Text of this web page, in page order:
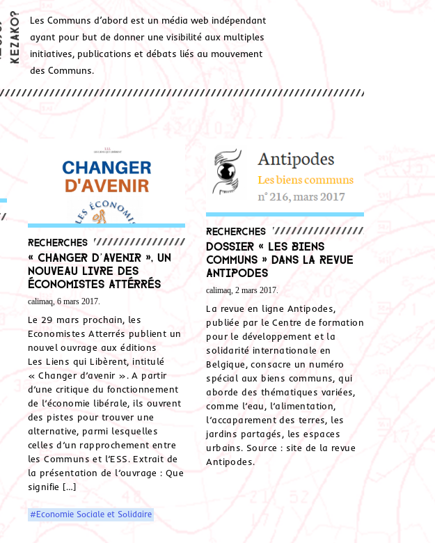
Les Communs d’abord est un média web indépendant
ayant pour but de donner une visibilité aux multiples
initiatives, publications et débats liés au mouvement
des Communs.
Recherches
« Changer d’avenir », un
nouveau livre des
Économistes Attérrés
calimaq, 6 mars 2017.
Le 29 mars prochain, les
Economistes Atterrés publient un
nouvel ouvrage aux éditions
Les Liens qui Libèrent, intitulé
« Changer d’avenir ». A partir
d’une critique du fonctionnement
de l’économie libérale, ils ouvrent
des pistes pour trouver une
alternative, parmi lesquelles
celles d’un rapprochement entre
les Communs et l’ESS. Extrait de
la présentation de l’ouvrage : Que
signifie […]
#Economie Sociale et Solidaire
Recherches
Dossier « Les biens
communs » dans la revue
Antipodes
calimaq, 2 mars 2017.
La revue en ligne Antipodes,
publiée par le Centre de formation
pour le développement et la
solidarité internationale en
Belgique, consacre un numéro
spécial aux biens communs, qui
aborde des thématiques variées,
comme l’eau, l’alimentation,
l’accaparement des terres, les
jardins partagés, les espaces
urbains. Source : site de la revue
Antipodes.